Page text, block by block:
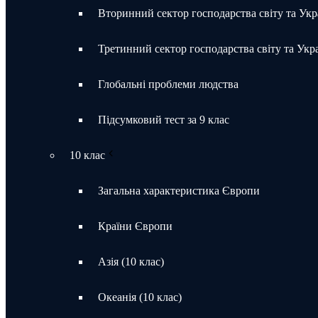
Вторинний сектор господарства світу та
Третинний сектор господарства світу та
Глобальні проблеми людства
Підсумковий тест за 9 клас
10 клас
Загальна характеристика Європи
Країни Європи
Азія (10 клас)
Океанія (10 клас)